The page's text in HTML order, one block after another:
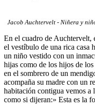
Jacob Auchtervelt - Niñera y
En el cuadro de Auchtervelt,
el vestíbulo de una rica casa
un niño vestido con un
hijas como de los hijos de
en el sombrero de un
acompaña su madre con un
habitación contigua vemos a
como si dijeran:» Esta es la